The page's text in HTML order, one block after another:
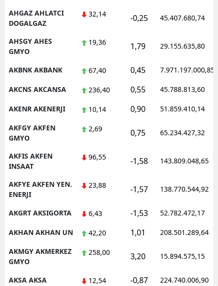
AHGAZ AHLATCI
DOGALGAZ
32,14 -0,25 45.407.680,74
AHSGY AHES
GMYO
19,36 1,79 29.155.635,80
AKBNK AKBANK 67,40 0,45 7.971.197.000,85
AKCNS AKCANSA 236,40 0,55 45.788.813,60
AKENR AKENERJI 10,14 0,90 51.859.410,14
AKFGY AKFEN
GMYO
2,69 0,75 65.234.427,32
AKFIS AKFEN
INSAAT
96,55 -1,58 143.809.048,65
AKFYE AKFEN YEN.
ENERJI
23,88 -1,57 138.770.544,92
AKGRT AKSIGORTA 6,43 -1,53 52.782.472,17
AKHAN AKHAN UN 42,20 1,01 208.501.289,64
AKMGY AKMERKEZ
GMYO
258,00 3,20 15.894.575,15
AKSA AKSA 12,54 -0,87 224.740.006,90